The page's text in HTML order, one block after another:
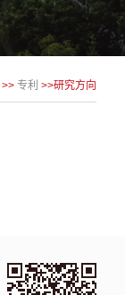
>> 专利 >>研究方向